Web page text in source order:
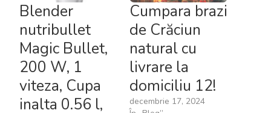
Blender
nutribullet
Magic Bullet,
200 W, 1
viteza, Cupa
inalta 0.56 l,
Cumpara brazi
de Crăciun
natural cu
livrare la
domiciliu 12!
decembrie 17, 2024